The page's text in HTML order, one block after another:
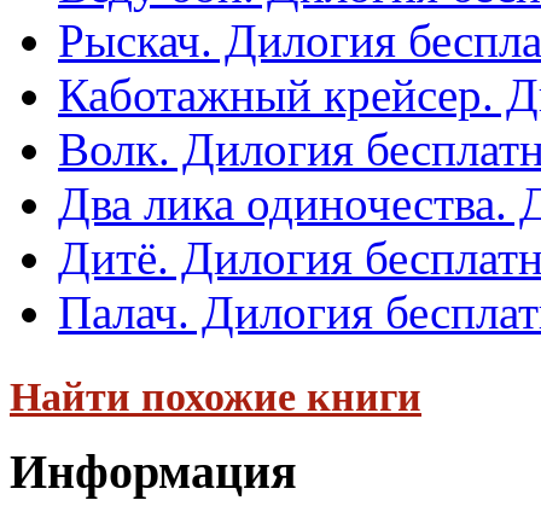
Рыскач. Дилогия
Каботажный крейсер.
Волк. Дилогия
Два лика одиночества.
Дитё. Дилогия
Палач. Дилогия
Найти похожие книги
Информация